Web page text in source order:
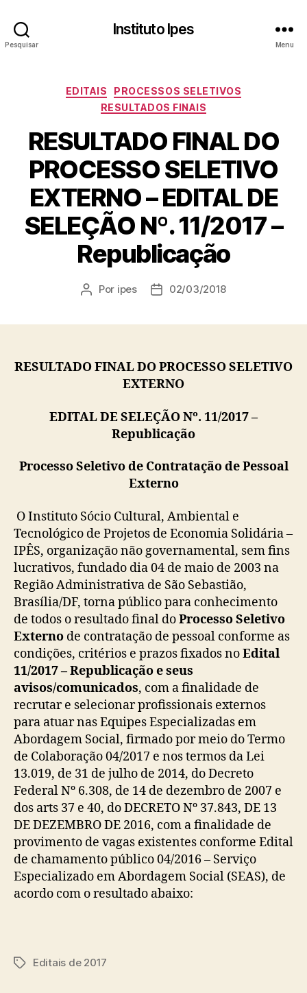
Pesquisar
Instituto Ipes
Menu
Categorias
EDITAIS
PROCESSOS SELETIVOS
RESULTADOS FINAIS
RESULTADO FINAL DO
PROCESSO SELETIVO
EXTERNO – EDITAL DE
SELEÇÃO Nº. 11/2017 –
Republicação
Autor
Por ipes
Data02/03/2018
RESULTADO FINAL DO PROCESSO SELETIVO
EXTERNO
EDITAL DE SELEÇÃO Nº. 11/2017 –
Republicação
Processo Seletivo de Contratação de Pessoal
Externo
O Instituto Sócio Cultural, Ambiental e
Tecnológico de Projetos de Economia Solidária –
IPÊS, organização não governamental, sem fins
lucrativos, fundado dia 04 de maio de 2003 na
Região Administrativa de São Sebastião,
Brasília/DF, torna público para conhecimento
de todos o resultado final doProcesso Seletivo
Externo de contratação de pessoal conforme as
condições, critérios e prazos fixados noEdital
11/2017 – Republicação e seus
avisos/comunicados, com a finalidade de
recrutar e selecionar profissionais externos
para atuar nas Equipes Especializadas em
Abordagem Social, firmado por meio do Termo
de Colaboração 04/2017 e nos termos da Lei
13.019, de 31 de julho de 2014, do Decreto
Federal Nº 6.308, de 14 de dezembro de 2007 e
dos arts 37 e 40, do DECRETO Nº 37.843, DE 13
DE DEZEMBRO DE 2016, com a finalidade de
provimento de vagas existentes conforme Edital
de chamamento público 04/2016 – Serviço
Especializado em Abordagem Social (SEAS), de
acordo com o resultado abaixo:
TagsEditais de 2017